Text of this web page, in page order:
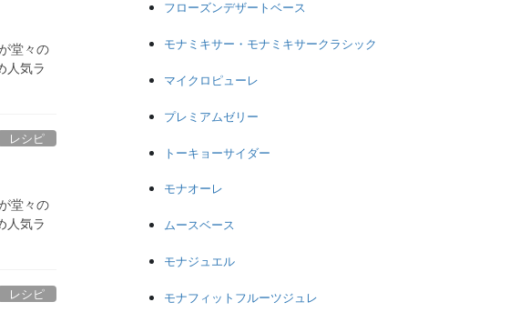
堂々の
人気ラ
レシピ
堂々の
人気ラ
レシピ
フローズンデザートベース
モナミキサー・モナミキサークラシック
マイクロピューレ
プレミアムゼリー
トーキョーサイダー
モナオーレ
ムースベース
モナジュエル
モナフィットフルーツジュレ